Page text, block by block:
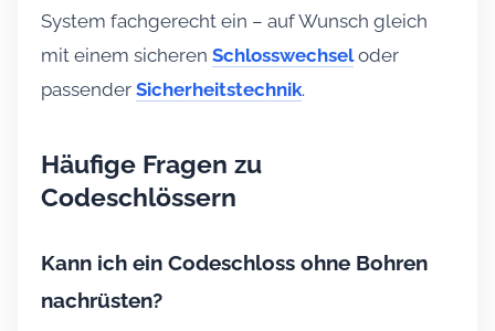
System fachgerecht ein – auf Wunsch gleich
mit einem sicheren Schlosswechseloder
passender Sicherheitstechnik.
Häufige Fragen zu
Codeschlössern
Kann ich ein Codeschloss ohne Bohren
nachrüsten?